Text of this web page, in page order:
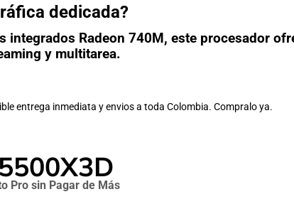
dedicada?
Radeon 740M, este procesador
y multitarea.
entrega inmediata y envios a toda Colombia. Compralo ya.
Pro sin Pagar de Más